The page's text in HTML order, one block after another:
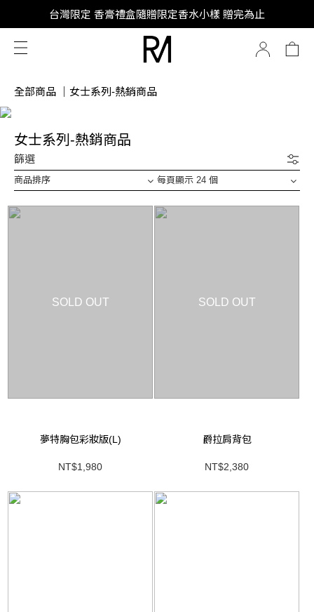
SUPER JUNIOR-D&E 全新代言
台灣限定 香膏禮盒隨贈限定香水小樣 贈完為止
SUPER JUNIOR-D&E 全新代言
全部商品 女士系列-熱銷商品
女士系列-熱銷商品
篩選
商品排序 每頁顯示 24 個
SOLD OUT
夢特胸包彩妝版(L)
NT$1,980
SOLD OUT
爵拉肩背包
NT$2,380